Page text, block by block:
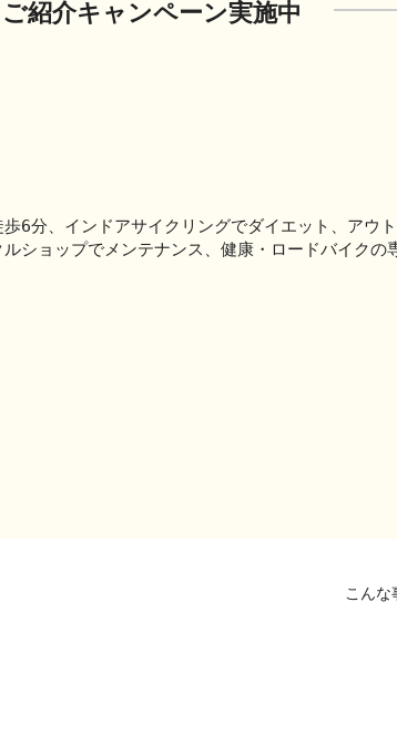
紹介キャンペーン実施中
6分、インドアサイクリングでダイエット、アウ
ショップでメンテナンス、健康・ロードバイクの
こんな